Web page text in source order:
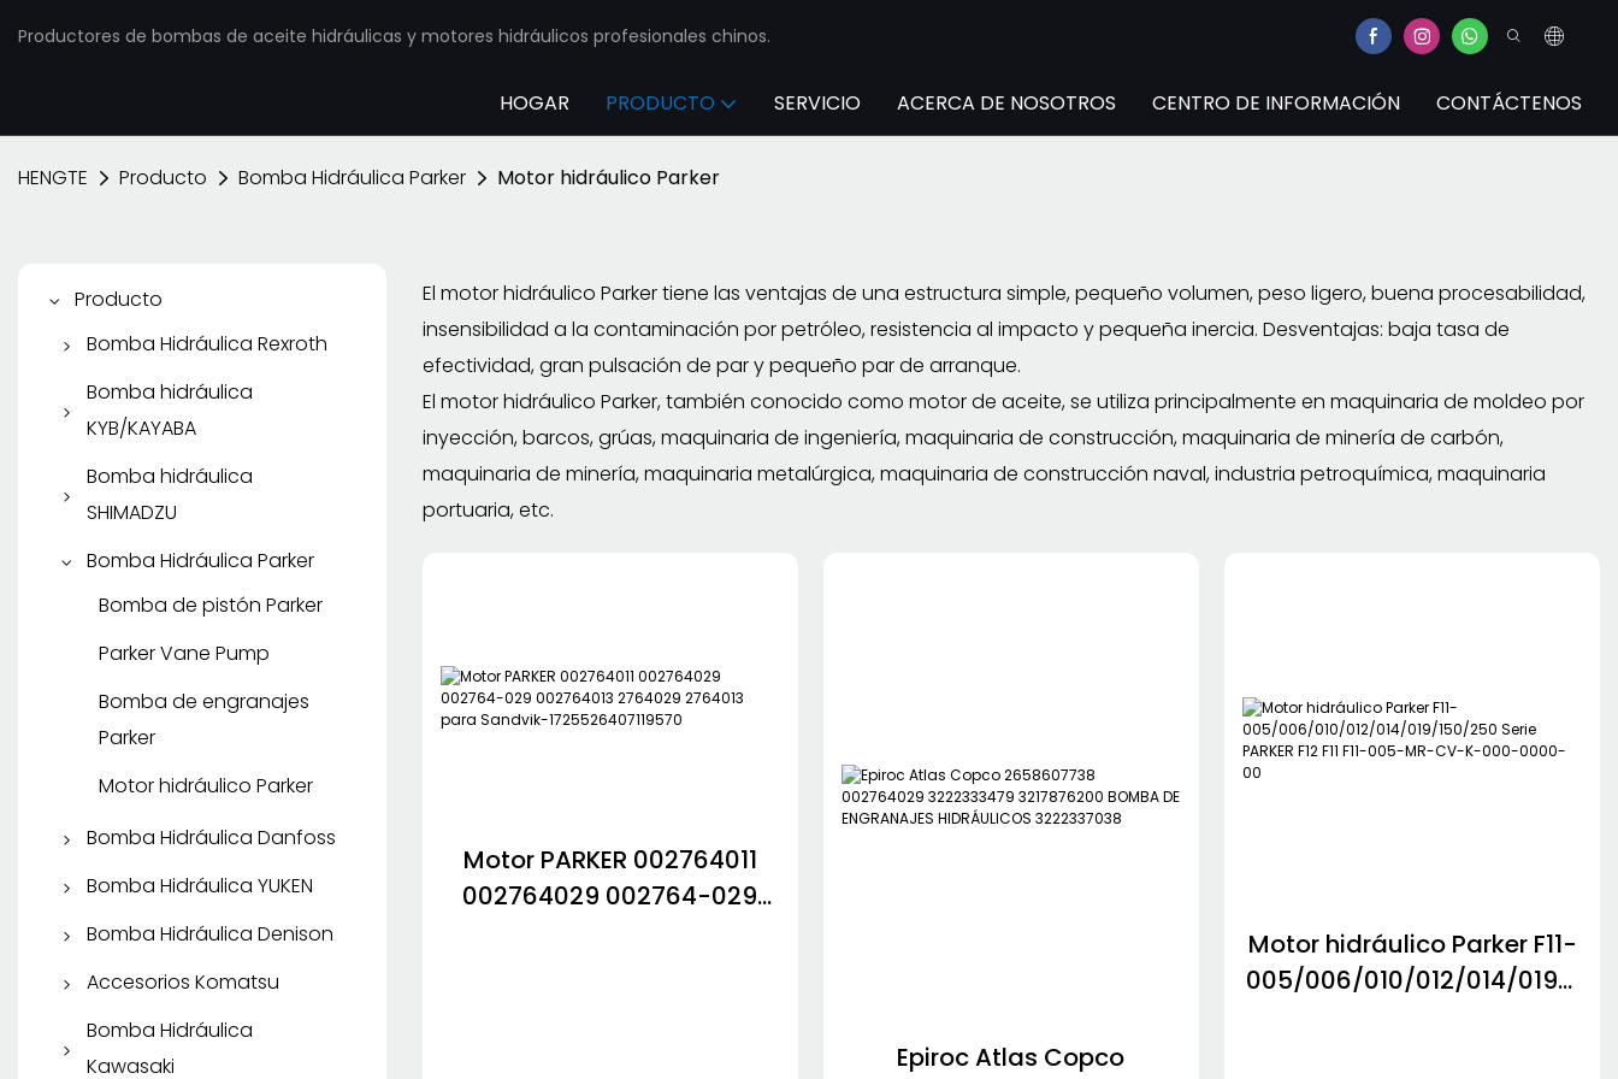
Productores de bombas de aceite hidráulicas y motores hidráulicos profesionales chinos.
HOGAR PRODUCTO SERVICIO ACERCA DE NOSOTROS CENTRO DE INFORMACIÓN CONTÁCTENOS
HENGTE Producto Bomba Hidráulica Parker Motor hidráulico Parker
Producto
Bomba Hidráulica Rexroth
Bomba de pistón
Rexroth
Bomba de paletas
Rexroth
Bomba de engranajes
Rexroth
Motor Hidráulico Rexroth
Bomba hidráulica
KYB/KAYABA
Bomba de engranajes
KYB/KAYABA
Bomba de pistón KYB
Motor de
desplazamiento KYB
Bomba hidráulica
SHIMADZU
Bomba de engranajes
SHIMADZU
Bomba Hidráulica Parker
Bomba de pistón Parker
Parker Vane Pump
Bomba de engranajes
Parker
Motor hidráulico Parker
Bomba Hidráulica Danfoss
Bomba de pistón
Bomba Hidráulica YUKEN
Bomba de pistón YUKEN
Bomba de paletas
Bomba Hidráulica Denison
Bomba de pistón
Bomba de paletas
Accesorios Komatsu
Repuestos Komatsu
Bomba Hidráulica
Kawasaki
El motor hidráulico Parker tiene las ventajas de una estructura simple, pequeño volumen, peso ligero, buena procesabilidad,
insensibilidad a la contaminación por petróleo, resistencia al impacto y pequeña inercia. Desventajas: baja tasa de
efectividad, gran pulsación de par y pequeño par de arranque.
El motor hidráulico Parker, también conocido como motor de aceite, se utiliza principalmente en maquinaria de moldeo por
inyección, barcos, grúas, maquinaria de ingeniería, maquinaria de construcción, maquinaria de minería de carbón,
maquinaria de minería, maquinaria metalúrgica, maquinaria de construcción naval, industria petroquímica, maquinaria
portuaria, etc.
Motor PARKER 002764011
002764029 002764-029
Epiroc Atlas Copco
Motor hidráulico Parker F11-
005/006/010/012/014/019/1